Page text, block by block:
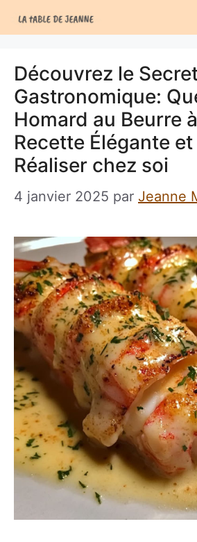
au
Découvrez le
Gastronomique:
Homard au Beurre à
Recette Élégante et
Réaliser chez soi
4 janvier 2025 par Jeanne